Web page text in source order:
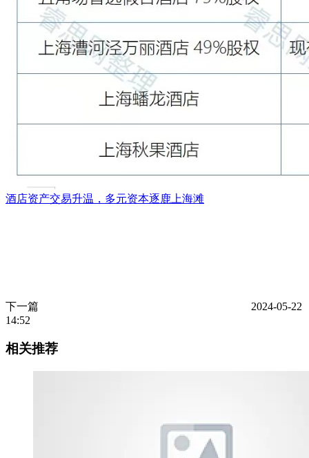
酒店资产交易升温，多元资本逐鹿上海滩
下一篇
2024-05-22
14:52
相关推荐